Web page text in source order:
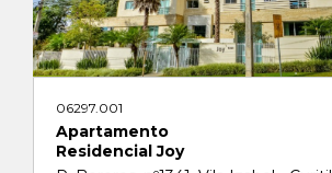
06297.001
Apartamento
Residencial Joy